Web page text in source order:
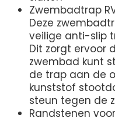
Zwembadtrap
Deze
veilige anti-slip
Dit zorgt ervoor
zwembad kunt
de trap aan de
kunststof
steun tegen de
Randstenen